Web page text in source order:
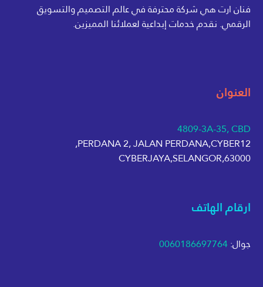
فنان ارت هي شركة محترفة في عالم التصميم والتسويق
الرقمي. نقدم خدمات إبداعية لعملائنا المميزين.
العنوان
4809-3A-35, CBD
PERDANA 2, JALAN PERDANA,CYBER12,
63000,CYBERJAYA,SELANGOR
ارقام الهاتف
جوال:0060186697764